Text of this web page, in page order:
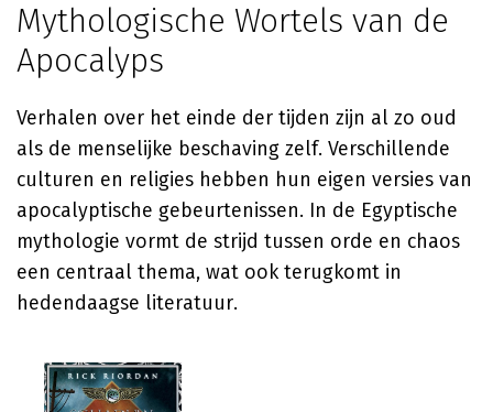
Mythologische Wortels van de
Apocalyps
Verhalen over het einde der tijden zijn al zo oud
als de menselijke beschaving zelf. Verschillende
culturen en religies hebben hun eigen versies van
apocalyptische gebeurtenissen. In de Egyptische
mythologie vormt de strijd tussen orde en chaos
een centraal thema, wat ook terugkomt in
hedendaagse literatuur.